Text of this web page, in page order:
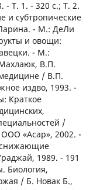
- Т. 1. - 320 с.; Т. 2.
и субтропические
- М.: ДеЛи
и овощи:
- М.:
В.П.
/ В.П.
издво, 1993. -
Краткое
/
«Асар», 2002. -
1989. - 191
Биология,
/ Б. Новак Б.,